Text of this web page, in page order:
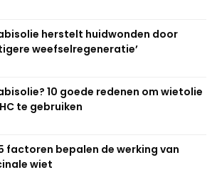
herstelt huidwonden door
weefselregeneratie’
10 goede redenen om wietolie
te gebruiken
factoren bepalen de werking van
wiet